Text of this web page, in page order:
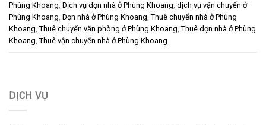
Phùng Khoang, Dịch vụ dọn nhà ở Phùng Khoang, dịch vụ vận chuyển ở
Phùng Khoang, Dọn nhà ở Phùng Khoang, Thuê chuyển nhà ở Phùng
Khoang, Thuê chuyển văn phòng ở Phùng Khoang, Thuê dọn nhà ở Phùng
Khoang, Thuê vận chuyển nhà ở Phùng Khoang
DỊCH VỤ